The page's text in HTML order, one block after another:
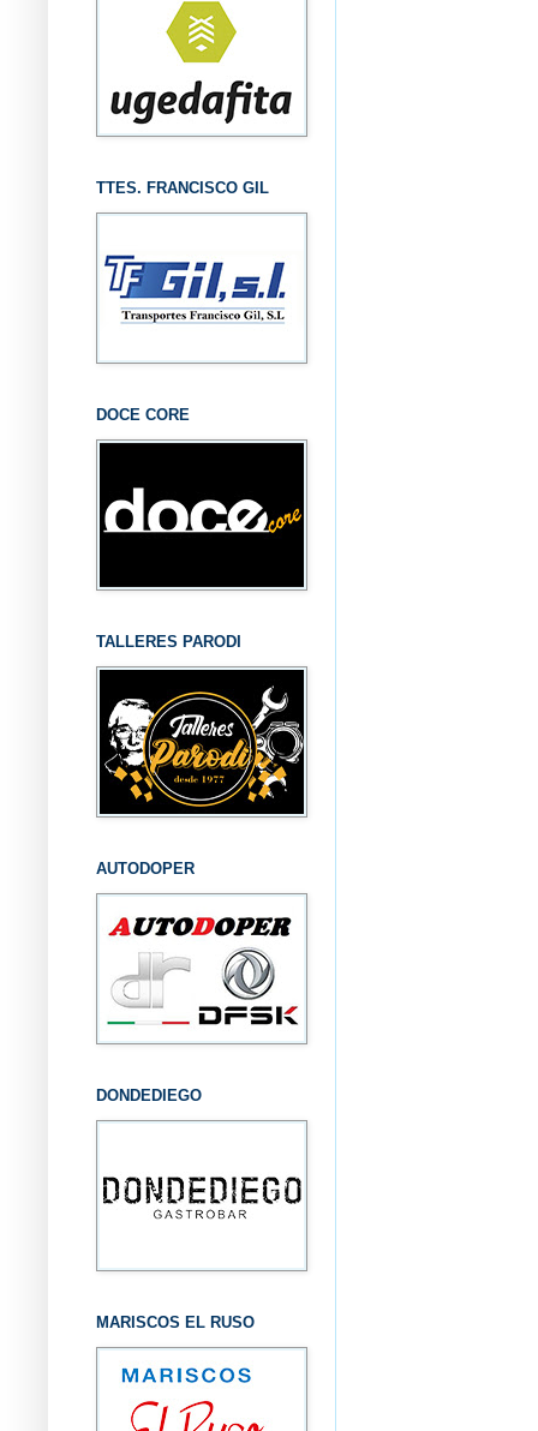
TTES. FRANCISCO GIL
DOCE CORE
TALLERES PARODI
AUTODOPER
DONDEDIEGO
MARISCOS EL RUSO